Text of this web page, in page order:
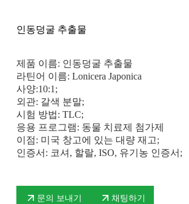
인동덩굴 추출물
제품 이름: 인동덩굴 추출물
라틴어 이름: Lonicera Japonica
사양:10:1;
외관: 갈색 분말;
시험 방법: TLC;
응용 프로그램: 동물 치료제 첨가제
이점: 미국 창고에 있는 대량 재고;
인증서: 코셔, 할랄, ISO, 유기농 인증서;
문의 보내기 채팅하기